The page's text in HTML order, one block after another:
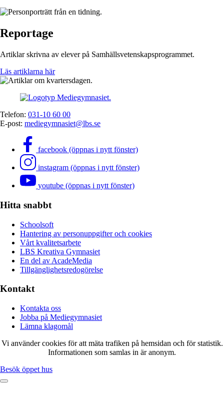
Reportage
Artiklar skrivna av elever på Samhällsvetenskapsprogrammet.
Läs artiklarna här
Telefon: 031-10 60 00
E-post: mediegymnasiet@lbs.se
facebook (öppnas i nytt fönster)
instagram (öppnas i nytt fönster)
youtube (öppnas i nytt fönster)
Hitta snabbt
Schoolsoft
Hantering av personuppgifter och cookies
Vårt kvalitetsarbete
LBS Kreativa Gymnasiet
En del av AcadeMedia
Tillgänglighetsredogörelse
Kontakt
Kontakta oss
Jobba på Mediegymnasiet
Lämna klagomål
Vi använder cookies för att mäta trafiken på hemsidan och för statistik.
Informationen som samlas in är anonym.
Besök öppet hus